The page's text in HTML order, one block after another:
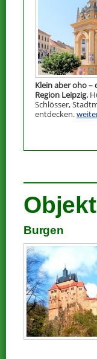
Klein aber oho –
Region Leipzig.
Schlösser,
entdecken.
Burgen